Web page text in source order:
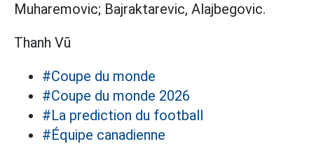
Muharemovic; Bajraktarevic, Alajbegovic.
Thanh Vũ
#Coupe du monde
#Coupe du monde 2026
#La prediction du football
#Équipe canadienne